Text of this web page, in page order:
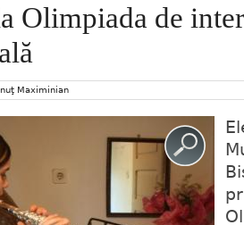
Olimpiada de
Maximinian